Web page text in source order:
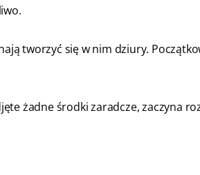
tworzyć się w nim dziury.
żadne środki zaradcze, zaczyna